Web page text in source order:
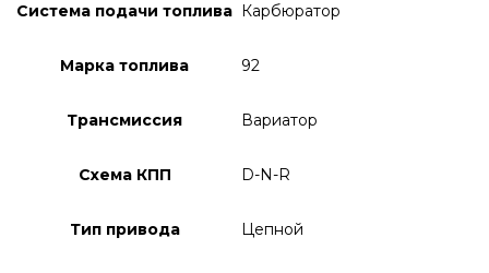
Система подачи топлива Карбюратор
Марка топлива 92
Трансмиссия Вариатор
Схема КПП D-N-R
Тип привода Цепной